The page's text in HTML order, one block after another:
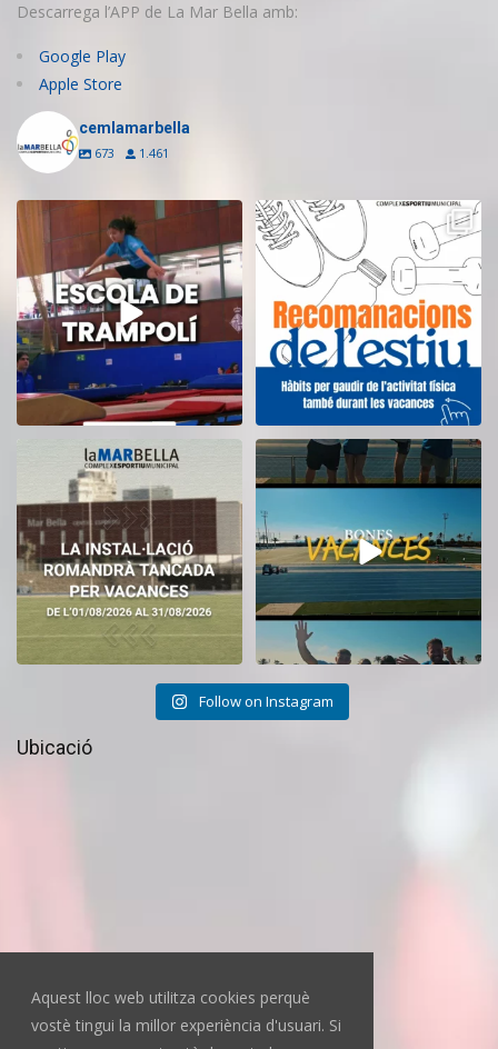
Aquest lloc web utilitza cookies perquè
vostè tingui la millor experiència d'usuari. Si
Descarrega l’APP de La Mar Bella amb:
Google Play
Apple Store
cemlamarbella
673 1.461
Inscriu-te a l’Escola de Trampolí
del CEM
14 0
Aquest estiu, continua movent-te
i cuidant-te! ...
5 0
El CEM La Mar Bella romandrà
tancat durant el...
11
Tanquem una nova temporada al
CEM La Mar Bella. ...
Follow on Instagram
Ubicació